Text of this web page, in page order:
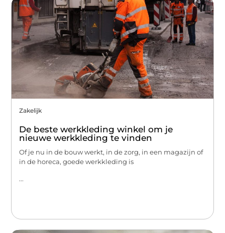
Zakelijk
De beste werkkleding winkel om je
nieuwe werkkleding te vinden
Of je nu in de bouw werkt, in de zorg, in een magazijn of
in de horeca, goede werkkleding is
...